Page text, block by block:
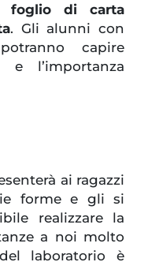
foglio di carta
. Gli alunni con
capire
e l’importanza
ai ragazzi
forme e gli si
realizzare la
a noi molto
laboratorio è